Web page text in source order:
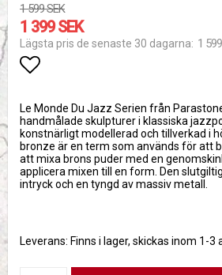
1 599 SEK
1 399 SEK
Lägsta pris de senaste 30 dagarna 1
Le Monde Du Jazz Serien från
handmålade skulpturer i klassiska
konstnärligt modellerad och tillverkad i
bronze är en term som används för att
att mixa brons puder med en
applicera mixen till en form. Den
intryck och en tyngd av massiv metall.
Leverans: Finns i lager, skickas inom 1-3